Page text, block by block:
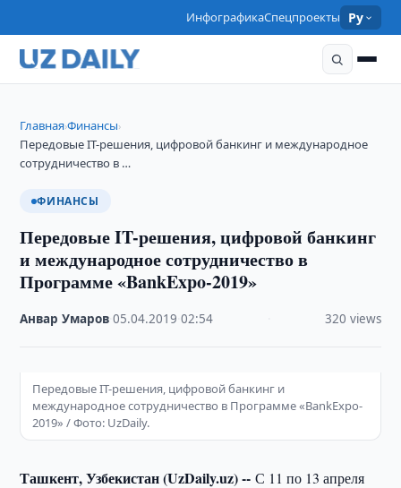
ИнфографикаСпецпроекты Ру
Главная›Финансы›
Передовые IT-решения, цифровой банкинг и международное
сотрудничество в …
ФИНАНСЫ
Передовые IT-решения, цифровой банкинг
и международное сотрудничество в
Программе «BankExpo-2019»
Анвар Умаров ·05.04.2019 ·02:54 320 views
Передовые IT-решения, цифровой банкинг и
международное сотрудничество в Программе «BankExpo-
2019» / Фото: UzDaily.
Ташкент, Узбекистан (UzDaily.uz) --С 11 по 13 апреля